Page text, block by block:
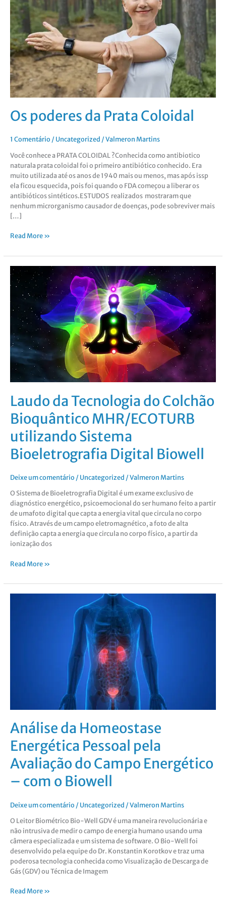
Os poderes da Prata Coloidal
1 Comentário /Uncategorized /Valmeron Martins
Você conhece a PRATA COLOIDAL ?Conhecida como antibiotico
naturala prata coloidal foi o primeiro antibiótico conhecido. Era
muito utilizada até os anos de 1940 mais ou menos, mas após issp
ela ficou esquecida, pois foi quando o FDA começou a liberar os
antibióticos sintéticos.ESTUDOS realizados mostraram que
nenhum microrganismo causador de doenças, pode sobreviver mais
[…]
Coloidal
Read More »
Laudo da Tecnologia do Colchão
Bioquântico MHR/ECOTURB
utilizando Sistema
Bioeletrografia Digital Biowell
Deixe um comentário /Uncategorized /Valmeron Martins
O Sistema de Bioeletrografia Digital é um exame exclusivo de
diagnóstico energético, psicoemocional do ser humano feito a partir
de umafoto digital que capta a energia vital que circula no corpo
físico. Através de um campo eletromagnético, a foto de alta
definição capta a energia que circula no corpo físico, a partir da
ionização dos
Laudo
da
Tecnologia
do
Colchão
Bioquântico
MHR/ECOTURB
utilizando
Sistema
Bioeletrografia
Digital
Biowell
Read More »
Análise da Homeostase
Energética Pessoal pela
Avaliação do Campo Energético
– com o Biowell
Deixe um comentário /Uncategorized /Valmeron Martins
O Leitor Biométrico Bio-Well GDV é uma maneira revolucionária e
não intrusiva de medir o campo de energia humano usando uma
câmera especializada e um sistema de software. O Bio-Well foi
desenvolvido pela equipe do Dr. Konstantin Korotkov e traz uma
poderosa tecnologia conhecida como Visualização de Descarga de
Gás (GDV) ou Técnica de Imagem
com
Biowell
Read More »